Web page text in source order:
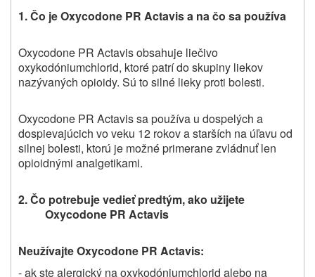
1.Čo je Oxycodone PR Actavis a na čo sa používa
Oxycodone PR Actavis obsahuje liečivo
oxykodóniumchlorid, ktoré patrí do skupiny liekov
nazývaných opioidy. Sú to silné lieky proti bolesti.
Oxycodone PR Actavis sa používa u dospelých a
dospievajúcich vo veku 12 rokov a starších na úľavu od
silnej bolesti, ktorú je možné primerane zvládnuť len
opioidnými analgetikami.
2.Čo potrebuje vedieť predtým, ako užijete
Oxycodone PR Actavis
Neužívajte Oxycodone PR Actavis:
- ak ste alergický na oxykodóniumchlorid alebo na